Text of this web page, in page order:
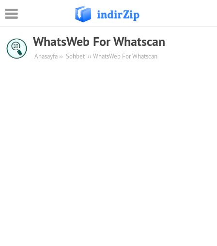
Android
Eğitim
WhatsWeb For Whatscan
Anasayfa ›› Sohbet ›› WhatsWeb For Whatscan